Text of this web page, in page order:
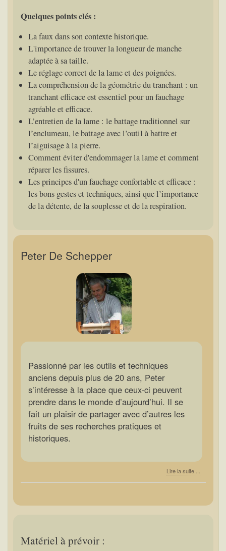
Quelques points clés :
La faux dans son contexte historique.
L'importance de trouver la longueur de manche
adaptée à sa taille.
Le réglage correct de la lame et des poignées.
La compréhension de la géométrie du tranchant : un
tranchant efficace est essentiel pour un fauchage
agréable et efficace.
L’entretien de la lame : le battage traditionnel sur
l’enclumeau, le battage avec l’outil à battre et
l’aiguisage à la pierre.
Comment éviter d'endommager la lame et comment
réparer les fissures.
Les principes d'un fauchage confortable et efficace :
les bons gestes et techniques, ainsi que l’importance
de la détente, de la souplesse et de la respiration.
Peter De Schepper
Passionné par les outils et techniques
anciens depuis plus de 20 ans, Peter
s’intéresse à la place que ceux-ci peuvent
prendre dans le monde d’aujourd’hui. Il se
fait un plaisir de partager avec d’autres les
fruits de ses recherches pratiques et
historiques.
Lire la suite ...
Matériel à prévoir :